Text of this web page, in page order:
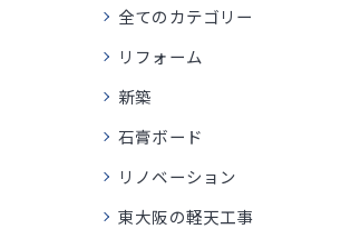
全てのカテゴリー
リフォーム
新築
石膏ボード
リノベーション
東大阪の軽天工事